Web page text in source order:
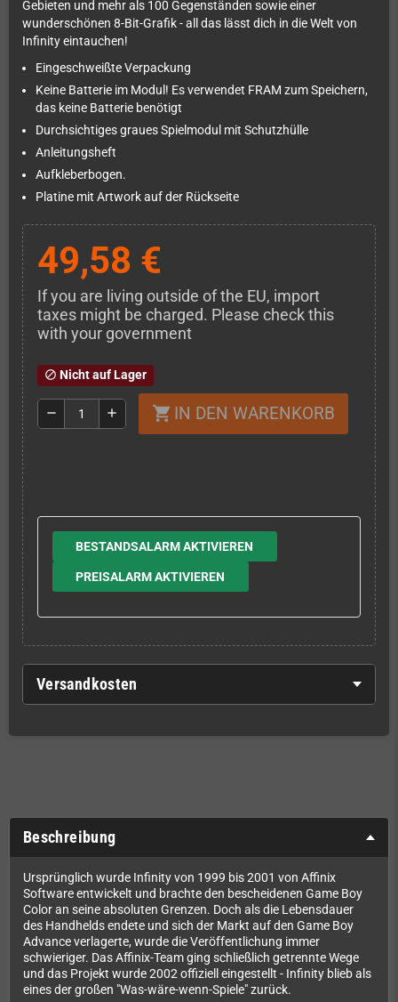
Gebieten und mehr als 100 Gegenständen sowie einer
wunderschönen 8-Bit-Grafik - all das lässt dich in die Welt von
Infinity eintauchen!
Eingeschweißte Verpackung
Keine Batterie im Modul! Es verwendet FRAM zum Speichern,
das keine Batterie benötigt
Durchsichtiges graues Spielmodul mit Schutzhülle
Anleitungsheft
Aufkleberbogen.
Platine mit Artwork auf der Rückseite
49,58 €
If you are living outside of the EU, import
taxes might be charged. Please check this
with your government
block Nicht auf Lager
remove add shopping_cart IN DEN WARENKORB
BESTANDSALARM AKTIVIEREN
PREISALARM AKTIVIEREN
Versandkosten
Beschreibung
Ursprünglich wurde Infinity von 1999 bis 2001 von Affinix
Software entwickelt und brachte den bescheidenen Game Boy
Color an seine absoluten Grenzen. Doch als die Lebensdauer
des Handhelds endete und sich der Markt auf den Game Boy
Advance verlagerte, wurde die Veröffentlichung immer
schwieriger. Das Affinix-Team ging schließlich getrennte Wege
und das Projekt wurde 2002 offiziell eingestellt - Infinity blieb als
eines der großen "Was-wäre-wenn-Spiele" zurück.